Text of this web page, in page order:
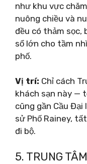
như khu vực
nuông chiều và
đều có thảm sọc,
sổ lớn cho tầm
phố.
Vị trí: Chỉ cách
khách sạn này —
cũng gần Cầu Đại
sử Phố Rainey,
đi bộ.
5. TRUNG